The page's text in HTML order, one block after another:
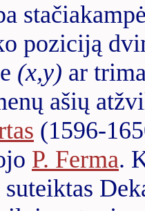
poziciją
(x,y) ar
ašių
(1596-
P. Ferma.